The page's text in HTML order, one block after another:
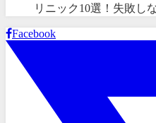
リニック10選！失敗し
Facebook